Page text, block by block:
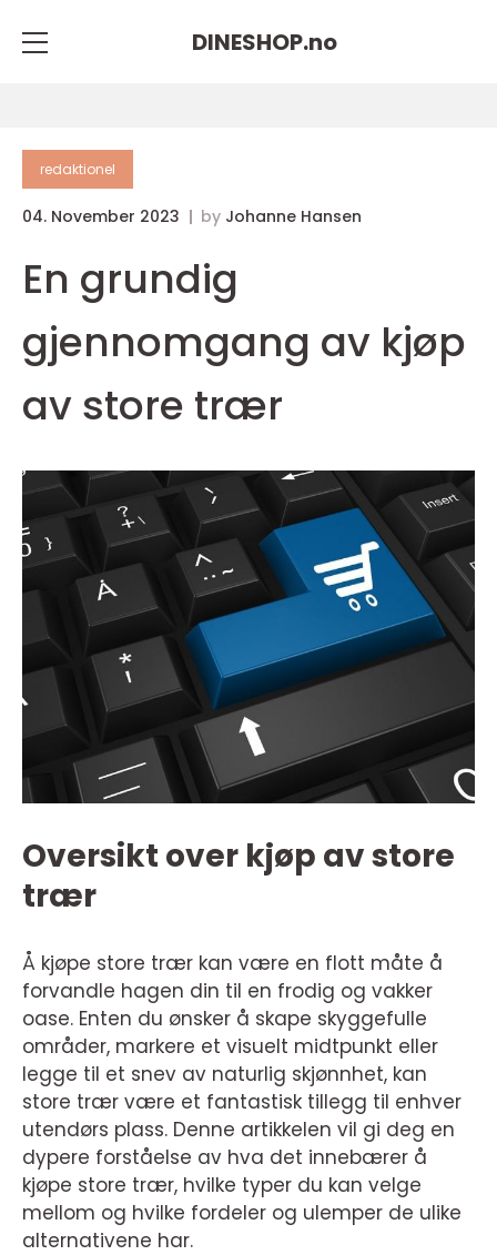
DINESHOP.no
redaktionel
04. November 2023 by Johanne Hansen
En grundig
gjennomgang av kjøp
av store trær
Oversikt over kjøp av store
trær
Å kjøpe store trær kan være en flott måte å
forvandle hagen din til en frodig og vakker
oase. Enten du ønsker å skape skyggefulle
områder, markere et visuelt midtpunkt eller
legge til et snev av naturlig skjønnhet, kan
store trær være et fantastisk tillegg til enhver
utendørs plass. Denne artikkelen vil gi deg en
dypere forståelse av hva det innebærer å
kjøpe store trær, hvilke typer du kan velge
mellom og hvilke fordeler og ulemper de ulike
alternativene har.